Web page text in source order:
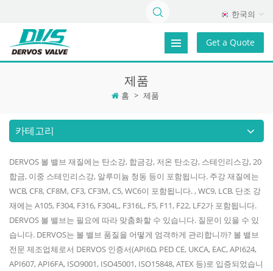
한국의
Get a Quote
제품
홈 > 제품
카테고리
DERVOS 볼 밸브 재질에는 탄소강, 합금강, 저온 탄소강, 스테인리스강, 20
합금, 이중 스테인리스강, 알루미늄 청동 등이 포함됩니다. 주강 재질에는
WCB, CF8, CF8M, CF3, CF3M, C5, WC6이 포함됩니다. , WC9, LCB. 단조 강
재에는 A105, F304, F316, F304L, F316L, F5, F11, F22, LF2가 포함됩니다.
DERVOS 볼 밸브는 필요에 따라 맞춤화할 수 있습니다. 질문이 있을 수 있
습니다. DERVOS는 볼 밸브 품질을 어떻게 엄격하게 관리합니까? 볼 밸브
전문 제조업체로서 DERVOS 인증서(API6D, PED CE, UKCA, EAC, API624,
API607, API6FA, ISO9001, ISO45001, ISO15848, ATEX 등)로 입증되었습니